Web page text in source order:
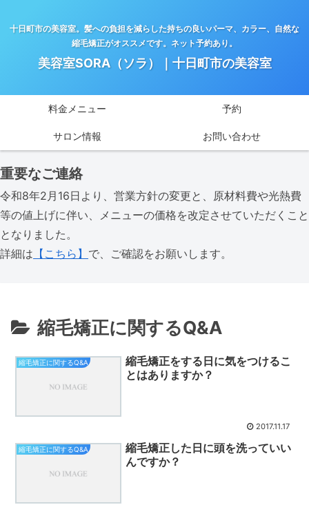
十日町市の美容室。髪への負担を減らした持ちの良いパーマ、カラー、自然な
縮毛矯正がオススメです。ネット予約あり。
美容室SORA（ソラ）｜十日町市の美容室
料金メニュー 予約
サロン情報 お問い合わせ
重要なご連絡
令和8年2月16日より、営業方針の変更と、原材料費や光熱費
等の値上げに伴い、メニューの価格を改定させていただくこと
となりました。
詳細は 【こちら】 で、ご確認をお願いします。
縮毛矯正に関するQ&A
縮毛矯正に関するQ&A
縮毛矯正をする日に気をつけるこ
とはありますか？
2017.11.17
縮毛矯正に関するQ&A
縮毛矯正した日に頭を洗っていい
んですか？